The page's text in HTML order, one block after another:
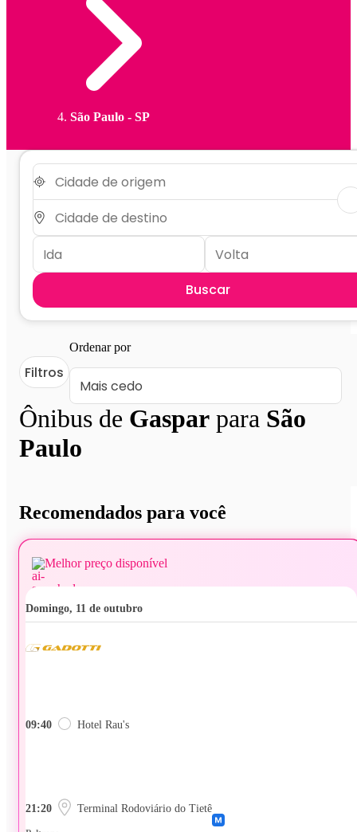
São Paulo - SP
Buscar
Ônibus de Gaspar para São
Paulo
Filtros
Ordenar por
Recomendados para você
Melhor preço disponível
domingo, 11 de outubro
09:40 Hotel Rau's
21:20 Terminal Rodoviário do Tietê